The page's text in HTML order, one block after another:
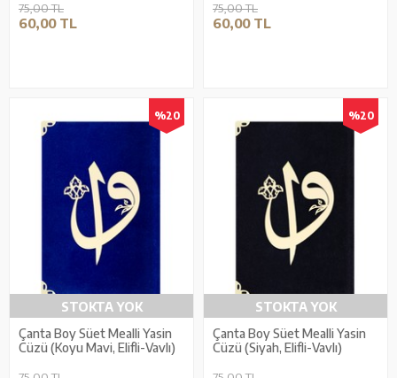
75,00 TL
60,00 TL
75,00 TL
60,00 TL
%20
STOKTA YOK
Çanta Boy Süet Mealli Yasin
Cüzü (Koyu Mavi, Elifli-Vavlı)
%20
STOKTA YOK
Çanta Boy Süet Mealli Yasin
Cüzü (Siyah, Elifli-Vavlı)